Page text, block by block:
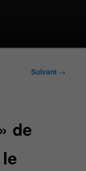
Suivant →
de